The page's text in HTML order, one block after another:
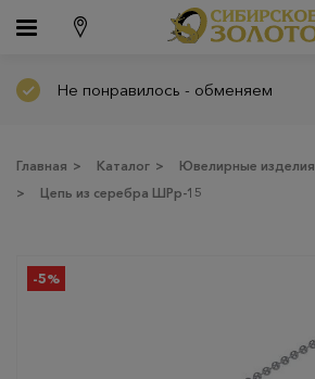
Не понравилось - обменяем
Главная > Каталог > Ювелирные изделия
>
Цепь из серебра ШРр-15
-5%